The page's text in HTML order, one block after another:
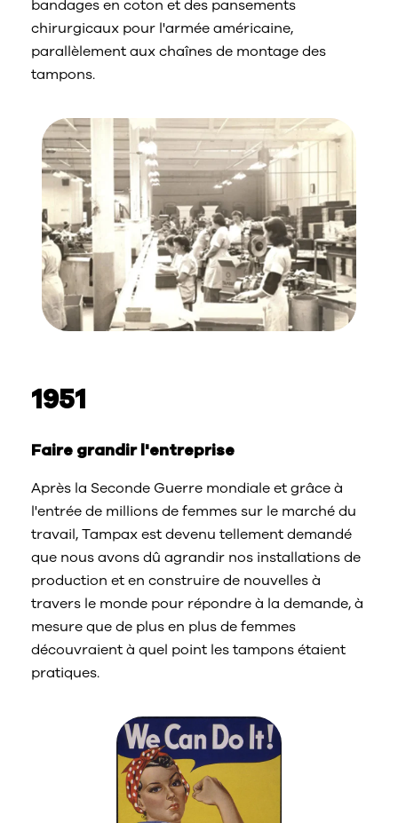
bandages en coton et des pansements
chirurgicaux pour l'armée américaine,
parallèlement aux chaînes de montage des
tampons.
1951
Faire grandir l'entreprise
Après la Seconde Guerre mondiale et grâce à
l'entrée de millions de femmes sur le marché du
travail, Tampax est devenu tellement demandé
que nous avons dû agrandir nos installations de
production et en construire de nouvelles à
travers le monde pour répondre à la demande, à
mesure que de plus en plus de femmes
découvraient à quel point les tampons étaient
pratiques.